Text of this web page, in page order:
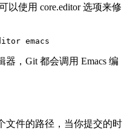
以使用 core.editor 选项来修
，Git 都会调用 Emacs 编
文件的路径，当你提交的时